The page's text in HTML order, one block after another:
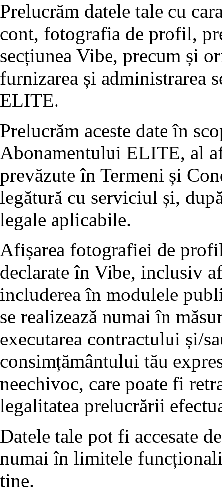
Prelucrăm datele tale cu
cont, fotografia de profil,
secțiunea Vibe, precum și
furnizarea și administrarea
ELITE.
Prelucrăm aceste date în
Abonamentului ELITE, al
prevăzute în Termeni și
legătură cu serviciul și,
legale aplicabile.
Afișarea fotografiei de
declarate în Vibe, inclusiv
includerea în modulele
se realizează numai în
executarea contractului și/
consimțământului tău
neechivoc, care poate fi
legalitatea prelucrării
Datele tale pot fi accesate
numai în limitele
tine.